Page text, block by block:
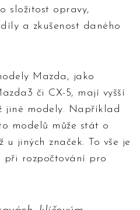
složitost opravy,
a zkušenost daného
Mazda, jako
či CX-5, mají vyšší
jiné modely. Například
modelů může stát o
u jiných značek. To vše je
rozpočtování pro